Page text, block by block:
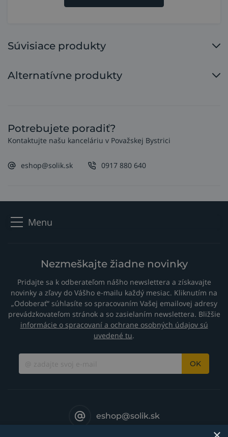
Súvisiace produkty
Alternatívne produkty
Potrebujete poradiť?
Kontaktujte našu kanceláriu v Považskej Bystrici
eshop@solik.sk 0917 880 640
Menu
Nezmeškajte žiadne novinky
Pridajte sa k odberateľom nášho newslettera a získavajte
novinky a zľavy do Vášho e-mailu každý mesiac. Kliknutím na
„Odoberať“ súhlasíte so spracovaním Vašej emailovej adresy
prevádzkovateľom stránok a so zasielaním newslettera. Bližšie
informácie o spracovaní a ochrane osobných údajov sú
uvedené tu.
OK
eshop@solik.sk